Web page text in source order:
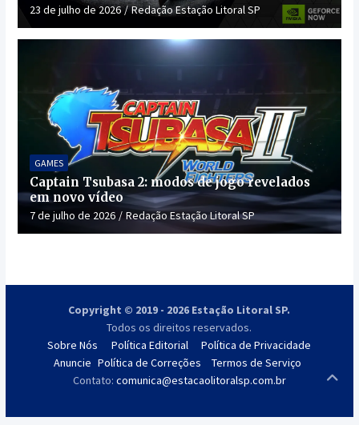
23 de julho de 2026 Redação Estação Litoral SP
GAMES
Captain Tsubasa 2: modos de jogo revelados
em novo vídeo
7 de julho de 2026 Redação Estação Litoral SP
Copyright © 2019 - 2026 Estação Litoral SP.
Todos os direitos reservados.
Sobre Nós
Anuncie
Política Editorial
Política de Correções
Política de Privacidade
Termos de Serviço
Contato: comunica@estacaolitoralsp.com.br